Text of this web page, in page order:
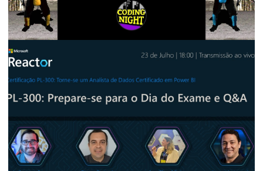
EVENTOS E PALESTRAS
[Live] - Canal Coding Night - Mesa
Redonda #231: Devs vs DBAs vs Infra:
datos, containers, DevOps y mucho más!
- 1ª edición
13 de agosto de 2025 4 min de lectura